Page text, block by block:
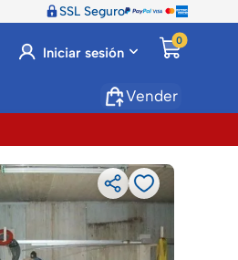
SSL Seguro
Iniciar sesión
0
Vender